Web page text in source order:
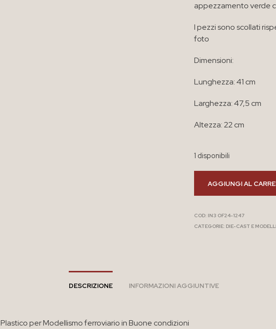
appezzamento verde
I pezzi sono scollati
foto
Dimensioni:
Lunghezza: 41 cm
Larghezza: 47,5 cm
Altezza: 22 cm
1 disponibili
AGGIUNGI AL
COD: IN3 OF24-1247
CATEGORIE: DIE-CAST E
DESCRIZIONE INFORMAZIONI AGGIUNTIVE
Plastico per Modellismo ferroviario in Buone condizioni